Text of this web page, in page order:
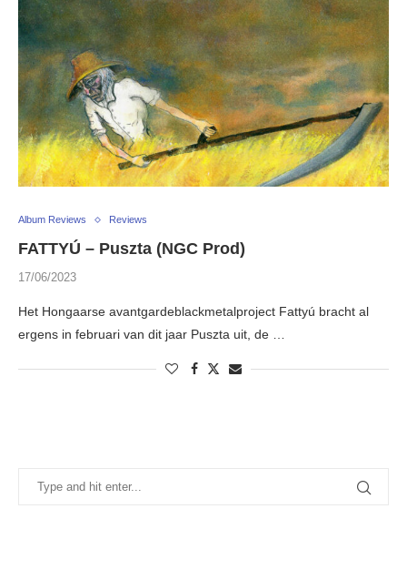
Album Reviews Reviews
FATTYÚ – Puszta (NGC Prod)
17/06/2023
Het Hongaarse avantgardeblackmetalproject Fattyú bracht al
ergens in februari van dit jaar Puszta uit, de …